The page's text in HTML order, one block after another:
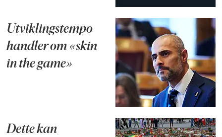
Utviklingstempo
handler om «skin
in the game»
Dette kan